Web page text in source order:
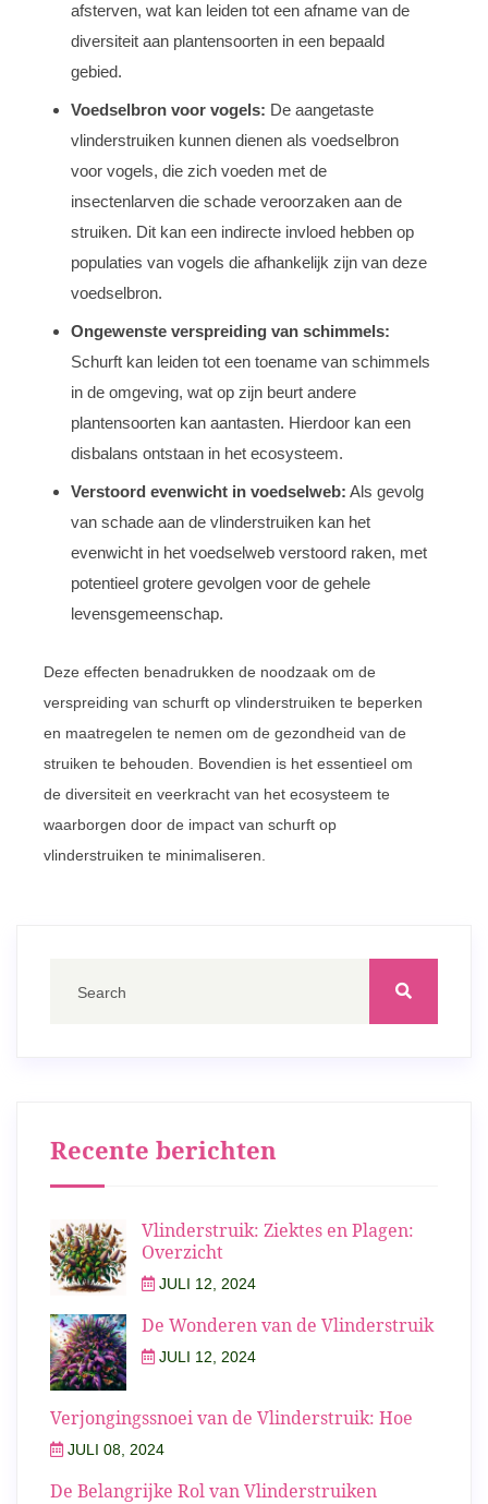
afsterven, wat kan leiden tot een afname van de
diversiteit aan plantensoorten in een bepaald
gebied.
Voedselbron voor vogels: De aangetaste
vlinderstruiken kunnen dienen als voedselbron
voor vogels, die zich voeden met de
insectenlarven die schade veroorzaken aan de
struiken. Dit kan een indirecte invloed hebben op
populaties van vogels die afhankelijk zijn van deze
voedselbron.
Ongewenste verspreiding van schimmels:
Schurft kan leiden tot een toename van schimmels
in de omgeving, wat op zijn beurt andere
plantensoorten kan aantasten. Hierdoor kan een
disbalans ontstaan in het ecosysteem.
Verstoord evenwicht in voedselweb: Als gevolg
van schade aan de vlinderstruiken kan het
evenwicht in het voedselweb verstoord raken, met
potentieel grotere gevolgen voor de gehele
levensgemeenschap.
Deze effecten benadrukken de noodzaak om de
verspreiding van schurft op vlinderstruiken te beperken
en maatregelen te nemen om de gezondheid van de
struiken te behouden. Bovendien is het essentieel om
de diversiteit en veerkracht van het ecosysteem te
waarborgen door de impact van schurft op
vlinderstruiken te minimaliseren.
Recente berichten
Vlinderstruik: Ziektes en Plagen:
Overzicht
JULI 12, 2024
De Wonderen van de Vlinderstruik
JULI 12, 2024
Verjongingssnoei van de Vlinderstruik: Hoe
JULI 08, 2024
De Belangrijke Rol van Vlinderstruiken